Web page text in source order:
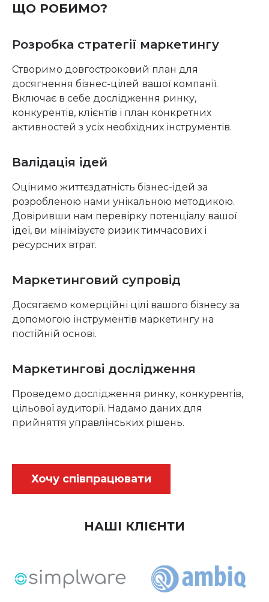
ЩО РОБИМО?
Розробка стратегії маркетингу
Створимо довгостроковий план для
досягнення бізнес-цілей вашої компанії.
Включає в себе дослідження ринку,
конкурентів, клієнтів і план конкретних
активностей з усіх необхідних інструментів.
Валідація ідей
Оцінимо життєздатність бізнес-ідей за
розробленою нами унікальною методикою.
Довіривши нам перевірку потенціалу вашої
ідеї, ви мінімізуєте ризик тимчасових і
ресурсних втрат.
Маркетинговий супровід
Досягаємо комерційні цілі вашого бізнесу за
допомогою інструментів маркетингу на
постійній основі.
Маркетингові дослідження
Проведемо дослідження ринку, конкурентів,
цільової аудиторії. Надамо даних для
прийняття управлінських рішень.
Хочу співпрацювати
НАШІ КЛІЄНТИ